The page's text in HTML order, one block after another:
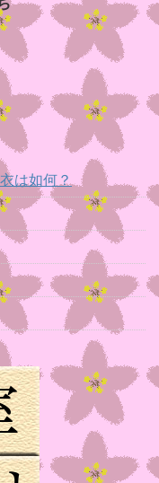
は如何？